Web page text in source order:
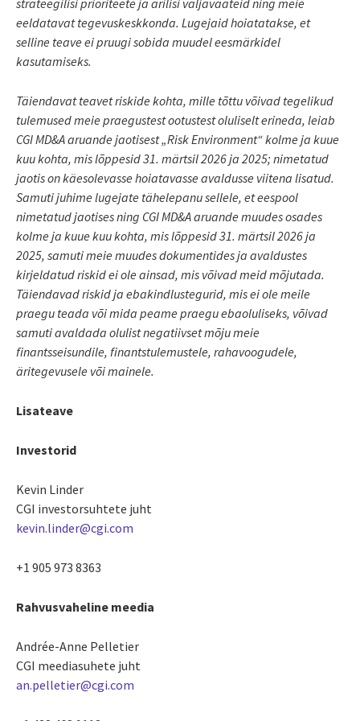
eeldatavat tegevuskeskkonda. Lugejaid hoiatatakse, et
selline teave ei pruugi sobida muudel eesmärkidel
kasutamiseks.
Täiendavat teavet riskide kohta, mille tõttu võivad tegelikud
tulemused meie praegustest ootustest oluliselt erineda, leiab
CGI MD&A aruande jaotisest „Risk Environment“ kolme ja kuue
kuu kohta, mis lõppesid 31. märtsil 2026 ja 2025; nimetatud
jaotis on käesolevasse hoiatavasse avaldusse viitena lisatud.
Samuti juhime lugejate tähelepanu sellele, et eespool
nimetatud jaotises ning CGI MD&A aruande muudes osades
kolme ja kuue kuu kohta, mis lõppesid 31. märtsil 2026 ja
2025, samuti meie muudes dokumentides ja avaldustes
kirjeldatud riskid ei ole ainsad, mis võivad meid mõjutada.
Täiendavad riskid ja ebakindlustegurid, mis ei ole meile
praegu teada või mida peame praegu ebaoluliseks, võivad
samuti avaldada olulist negatiivset mõju meie
finantsseisundile, finantstulemustele, rahavoogudele,
äritegevusele või mainele.
Lisateave
Investorid
Kevin Linder
CGI investorsuhtete juht
kevin.linder@cgi.com
+1 905 973 8363
Rahvusvaheline meedia
Andrée-Anne Pelletier
CGI meediasuhete juht
an.pelletier@cgi.com